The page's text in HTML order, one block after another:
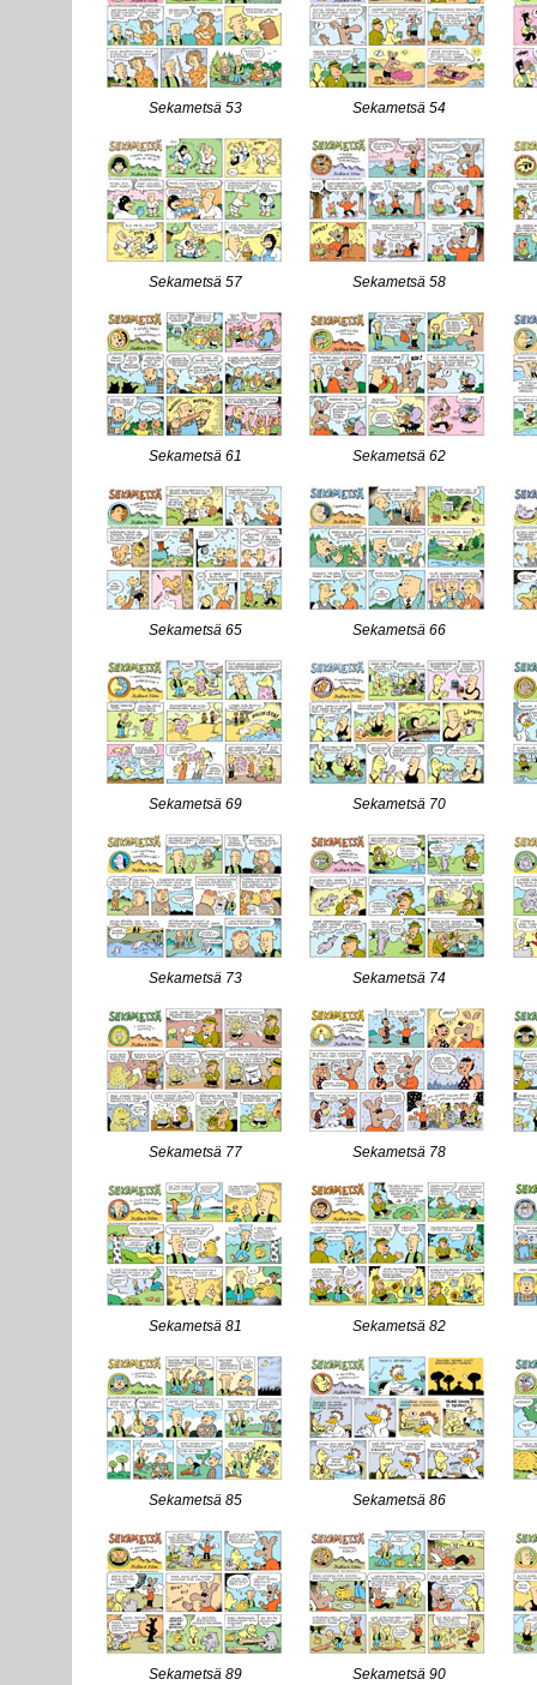
Sekametsä 53 Sekametsä 54
Sekametsä 57 Sekametsä 58
Sekametsä 61 Sekametsä 62
Sekametsä 65 Sekametsä 66
Sekametsä 69 Sekametsä 70
Sekametsä 73 Sekametsä 74
Sekametsä 77 Sekametsä 78
Sekametsä 81 Sekametsä 82
Sekametsä 85 Sekametsä 86
Sekametsä 89 Sekametsä 90